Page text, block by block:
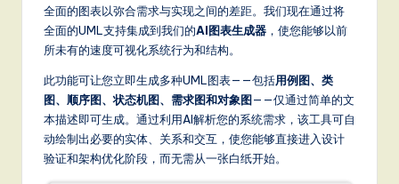
全面的图表以弥合需求与实现之间的差距。我们现在通过将
全面的UML支持集成到我们的AI图表生成器 ，使您能够以前
所未有的速度可视化系统行为和结构。
此功能可让您立即生成多种UML图表——包括用例图、类
图、顺序图、状态机图、需求图和对象图——仅通过简单的文
本描述即可生成。通过利用AI解析您的系统需求，该工具可自
动绘制出必要的实体、关系和交互，使您能够直接进入设计
验证和架构优化阶段，而无需从一张白纸开始。